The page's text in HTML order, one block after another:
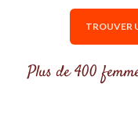
TROUVER
Plus de 400